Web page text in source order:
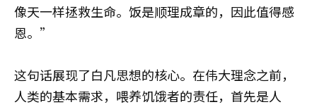
像天一样拯救生命。饭是顺理成章的，因此值得感
恩。”
这句话展现了白凡思想的核心。在伟大理念之前，
人类的基本需求，喂养饥饿者的责任，首先是人